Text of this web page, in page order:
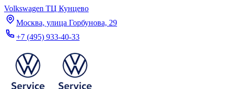
Volkswagen ТЦ Кунцево
Москва, улица Горбунова, 29
+7 (495) 933-40-33